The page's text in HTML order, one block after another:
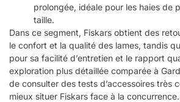
prolongée, idéale pour les haies de
taille.
Dans ce segment, Fiskars obtient des
le confort et la qualité des lames, tandis
pour sa facilité d’entretien et le rapport
exploration plus détaillée comparée à
de consulter des tests d’accessoires très
mieux situer Fiskars face à la concurrence.